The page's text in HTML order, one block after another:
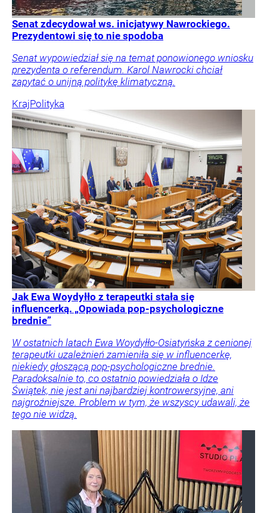
Senat zdecydował ws. inicjatywy Nawrockiego.
Prezydentowi się to nie spodoba
Senat wypowiedział się na temat ponowionego wniosku
prezydenta o referendum. Karol Nawrocki chciał
zapytać o unijną politykę klimatyczną.
KrajPolityka
Jak Ewa Woydyłło z terapeutki stała się
influencerką. „Opowiada pop-psychologiczne
brednie”
W ostatnich latach Ewa Woydyłło-Osiatyńska z cenionej
terapeutki uzależnień zamieniła się w influencerkę,
niekiedy głoszącą pop-psychologiczne brednie.
Paradoksalnie to, co ostatnio powiedziała o Idze
Świątek, nie jest ani najbardziej kontrowersyjne, ani
najgroźniejsze. Problem w tym, że wszyscy udawali, że
tego nie widzą.